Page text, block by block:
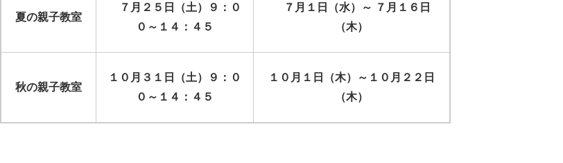
夏の親子教室
７月２５日（土）９：０
０～１４：４５
７月１日（水）～ ７月１６日
（木）
秋の親子教室
１０月３１日（土）９：０
０～１４：４５
１０月１日（木）～１０月２２日
（木）